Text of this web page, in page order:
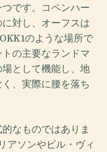
です。コペンハー
対し、オーフスは
のような場所で
の主要なランドマ
として機能し、地
、実際に腰を落ち
なものではありま
アソンやビル・ヴィ